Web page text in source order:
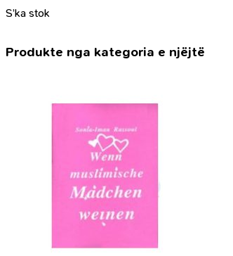
S’ka stok
Produkte nga kategoria e njëjtë